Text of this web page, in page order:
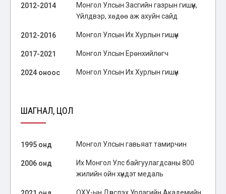
2012-2014
Монгол Улсын Засгийн газрын гишүүн,
Үйлдвэр, хөдөө аж ахуйн сайд
2012-2016 Монгол Улсын Их Хурлын гишүүн
2017-2021 Монгол Улсын Ерөнхийлөгч
2024 оноос Монгол Улсын Их Хурлын гишүүн
ШАГНАЛ, ЦОЛ
1995 онд Монгол Улсын гавьяат тамирчин
2006 онд
Их Монгол Улс байгуулагдсаны 800
жилийн ойн хүндэт медаль